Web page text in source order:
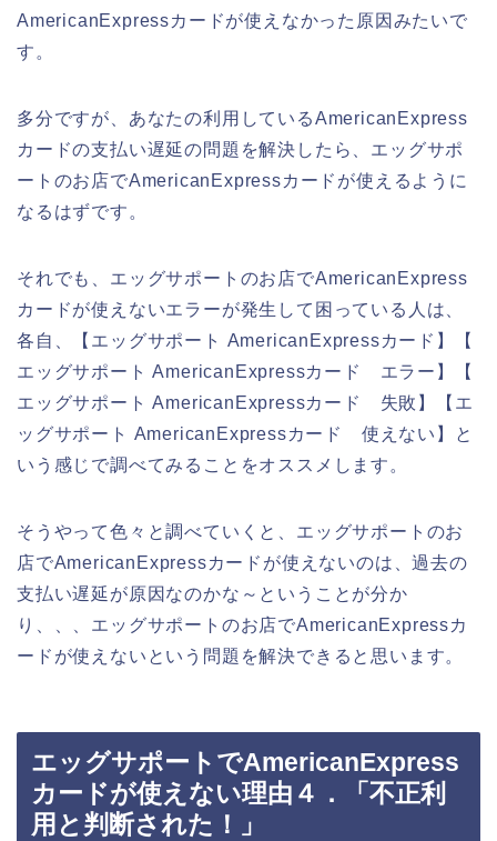
AmericanExpressカードが使えなかった原因みたいで
す。
多分ですが、あなたの利用しているAmericanExpress
カードの支払い遅延の問題を解決したら、エッグサポ
ートのお店でAmericanExpressカードが使えるように
なるはずです。
それでも、エッグサポートのお店でAmericanExpress
カードが使えないエラーが発生して困っている人は、
各自、【エッグサポート AmericanExpressカード】【
エッグサポート AmericanExpressカード エラー】【
エッグサポート AmericanExpressカード 失敗】【エ
ッグサポート AmericanExpressカード 使えない】と
いう感じで調べてみることをオススメします。
そうやって色々と調べていくと、エッグサポートのお
店でAmericanExpressカードが使えないのは、過去の
支払い遅延が原因なのかな～ということが分か
り、、、エッグサポートのお店でAmericanExpressカ
ードが使えないという問題を解決できると思います。
エッグサポートでAmericanExpress
カードが使えない理由４．「不正利
用と判断された！」